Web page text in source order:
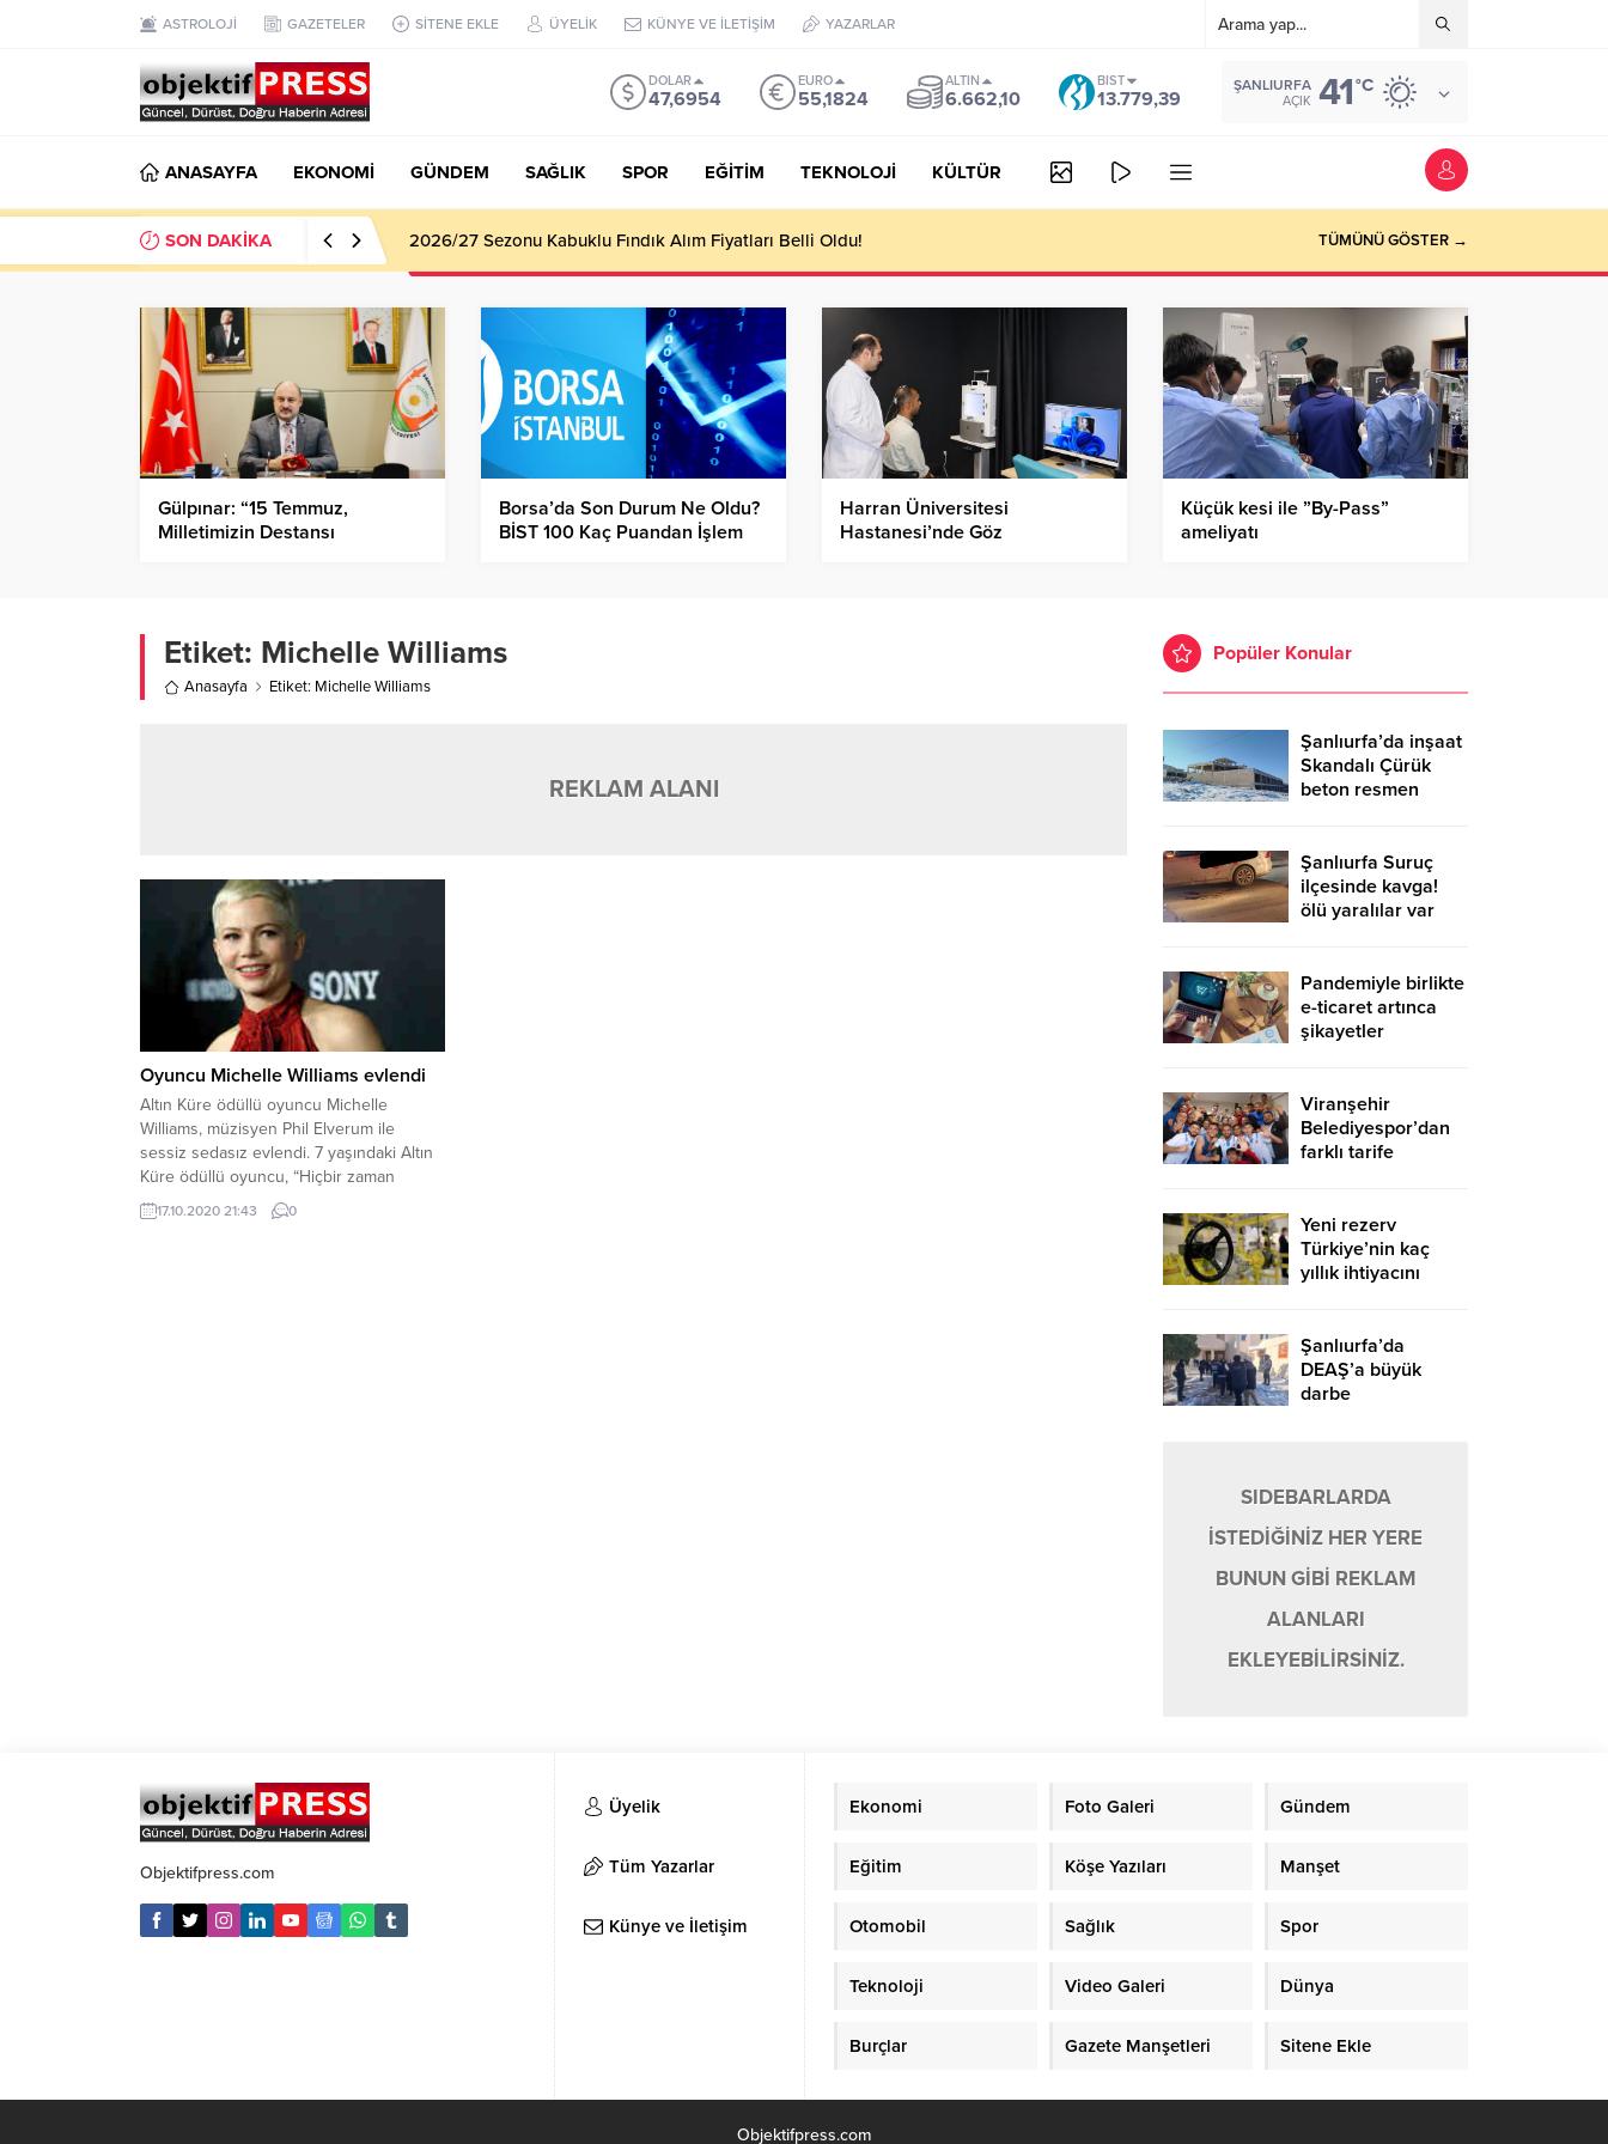
ASTROLOJİ GAZETELER SİTENE EKLE ÜYELİK KÜNYE VE İLETİŞİM YAZARLAR
DOLAR
47,6954
EURO
55,1824
ALTIN
6.662,10
BIST
13.779,39
ŞANLIURFA
AÇIK 41°C
ANASAYFA EKONOMİ GÜNDEM SAĞLIK SPOR EĞİTİM TEKNOLOJİ KÜLTÜR
SON DAKİKA 2026/27 Sezonu Kabuklu Fındık Alım Fiyatları Belli Oldu! TÜMÜNÜ GÖSTER →
Gülpınar: “15 Temmuz,
Milletimizin Destansı
Borsa’da Son Durum Ne Oldu?
BİST 100 Kaç Puandan İşlem
Harran Üniversitesi
Hastanesi’nde Göz
Küçük kesi ile ”By-Pass”
ameliyatı
Etiket: Michelle Williams
Anasayfa Etiket: Michelle Williams
REKLAM ALANI
Oyuncu Michelle Williams evlendi
Altın Küre ödüllü oyuncu Michelle
Williams, müzisyen Phil Elverum ile
sessiz sedasız evlendi. 7 yaşındaki Altın
Küre ödüllü oyuncu, “Hiçbir zaman
aşktan vazgeçmedim. Phil’in beni seviş
şekli de hayatımı böyle geçirme isteği
17.10.2020 21:43 0
Popüler Konular
Şanlıurfa’da inşaat
Skandalı Çürük
beton resmen
Şanlıurfa Suruç
ilçesinde kavga!
ölü yaralılar var
Pandemiyle birlikte
e-ticaret artınca
şikayetler
Viranşehir
Belediyespor’dan
farklı tarife
Yeni rezerv
Türkiye’nin kaç
yıllık ihtiyacını
Şanlıurfa’da
DEAŞ’a büyük
darbe
SIDEBARLARDA
İSTEDİĞİNİZ HER YERE
BUNUN GİBİ REKLAM
ALANLARI
EKLEYEBİLİRSİNİZ.
Objektifpress.com
Üyelik
Tüm Yazarlar
Künye ve İletişim
Ekonomi Foto Galeri Gündem
Eğitim Köşe Yazıları Manşet
Otomobil Sağlık Spor
Teknoloji Video Galeri Dünya
Burçlar Gazete Manşetleri Sitene Ekle
Objektifpress.com